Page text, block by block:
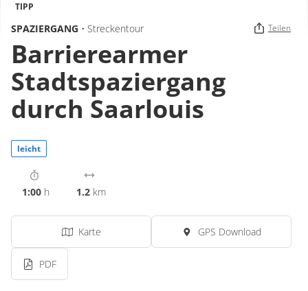
TIPP
SPAZIERGANG • Streckentour Teilen
Barrierearmer
Stadtspaziergang
durch Saarlouis
leicht
1:00 h 1.2 km
Karte GPS Download
PDF